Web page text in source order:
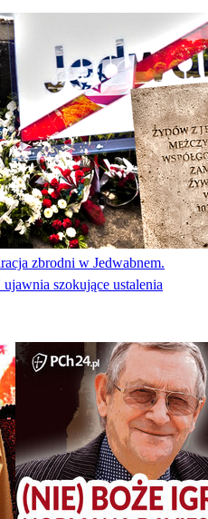
zbrodni w Jedwabnem.
szokujące ustalenia